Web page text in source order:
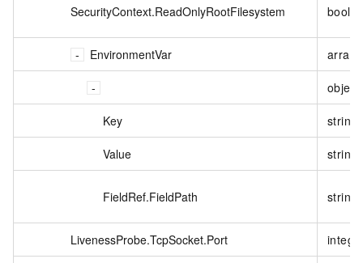
SecurityContext.ReadOnlyRootFilesystem
EnvironmentVar
object
Key string
Value string
FieldRef.FieldPath string
LivenessProbe.TcpSocket.Port